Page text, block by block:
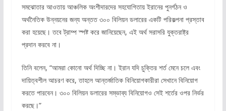
সমঝোতার আওতায় আঞ্চলিক অংশীদারদের সহযোগিতায় ইরানের পুনর্গঠন ও
অর্থনৈতিক উন্নয়নের জন্য অন্তত ৩০০ বিলিয়ন ডলারের একটি পরিকল্পনা প্রস্তাব
করা হয়েছে। তবে ট্রাম্প স্পষ্ট করে জানিয়েছেন, এই অর্থ সরাসরি যুক্তরাষ্ট্র
প্রদান করবে না।
তিনি বলেন, “আমরা কোনো অর্থ দিচ্ছি না। ইরান যদি চুক্তির শর্ত মেনে চলে এবং
দায়িত্বশীল আচরণ করে, তাহলে আন্তর্জাতিক বিনিয়োগকারীরা সেখানে বিনিয়োগ
করতে পারবেন। ৩০০ বিলিয়ন ডলারের সম্ভাব্য বিনিয়োগও সেই শর্তের ওপর নির্ভর
করছে।”